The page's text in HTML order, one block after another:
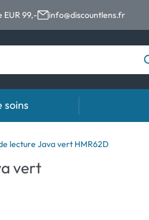
EUR 99,- info@discountlens.fr
Durée de port
Lentilles journalières
soins
Solutions
lecture Java vert HMR62D
vert